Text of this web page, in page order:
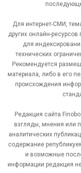
Для интернет-СМИ,
других онлайн-
для
технических
Рекомендуется
материала, либо в его
происхождения
Редакция сайта
взгляды, мнения или
аналитических
содержание
и возможные
информации редакция